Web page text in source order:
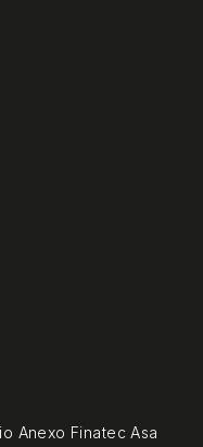
Anexo Finatec Asa